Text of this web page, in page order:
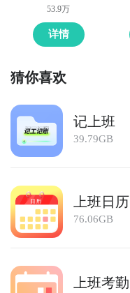
53.9万
详情
猜你喜欢
记上班
39.79GB
上班日历
76.06GB
上班考勤